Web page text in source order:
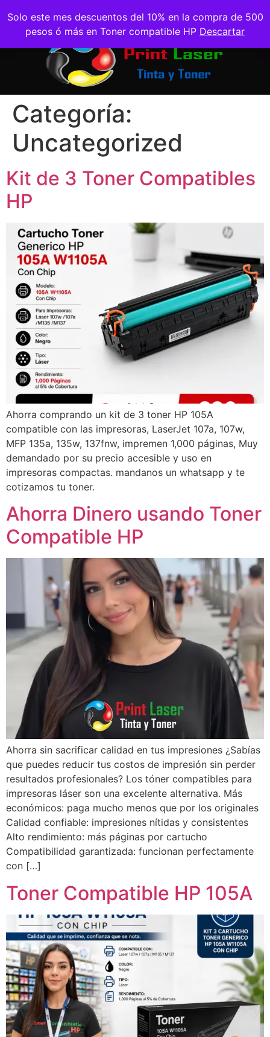
Solo este mes descuentos del 10% en la compra de 500
pesos ó más en Toner compatible HP Descartar
Categoría:
Uncategorized
Kit de 3 Toner Compatibles
HP
Ahorra comprando un kit de 3 toner HP 105A
compatible con las impresoras, LaserJet 107a, 107w,
MFP 135a, 135w, 137fnw, impremen 1,000 páginas, Muy
demandado por su precio accesible y uso en
impresoras compactas. mandanos un whatsapp y te
cotizamos tu toner.
Ahorra Dinero usando Toner
Compatible HP
Ahorra sin sacrificar calidad en tus impresiones ¿Sabías
que puedes reducir tus costos de impresión sin perder
resultados profesionales? Los tóner compatibles para
impresoras láser son una excelente alternativa. Más
económicos: paga mucho menos que por los originales
Calidad confiable: impresiones nítidas y consistentes
Alto rendimiento: más páginas por cartucho
Compatibilidad garantizada: funcionan perfectamente
con […]
Toner Compatible HP 105A